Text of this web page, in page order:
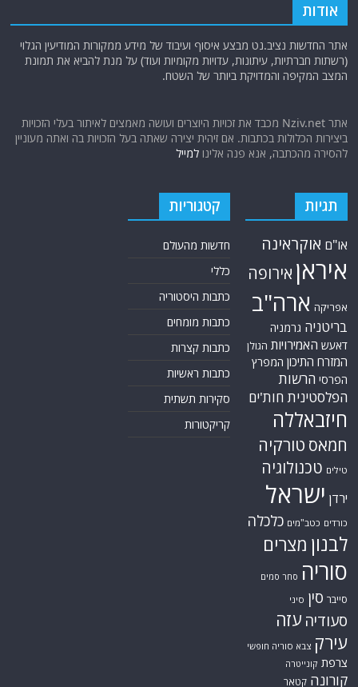
אודות
אתר החדשות נציב.נט מבצע איסוף ועיבוד של מידע ממקורות המודיעין הגלוי
(רשתות חברתיות, עיתונות, עדויות מקומיות ועוד) על מנת להביא את תמונת
המצב המקיפה והמדויקת ביותר של השטח.
אתר Nziv.net מכבד את זכויות היוצרים ועושה מאמצים לאיתור בעלי הזכויות
ביצירות הכלולות בכתבות. אם זיהית יצירה שאתה בעל הזכויות בה ואתה מעוניין
להסירה מהכתבה, אנא פנה אלינולמייל
תגיות
או"ם אוקראינה
איראן אירופה
אפריקה ארה"ב
בריטניה גרמניה
דאעש האמירויות הגולן
המזרח התיכון המפרץ
הפרסי הרשות
הפלסטינית חות'ים
חיזבאללה
חמאס טורקיה
טילים טכנולוגיה
ירדן ישראל
כורדים כטב"מים כלכלה
לבנון מצרים
סוריה סחר סמים
סייבר סין סיני
סעודיה עזה
עירק צבא סוריה חופשי
צרפת קונייטרה
קורונה קטאר
קטגוריות
חדשות מהעולם
כללי
כתבות היסטוריה
כתבות מומחים
כתבות קצרות
כתבות ראשיות
סקירות תשתית
קריקטורות